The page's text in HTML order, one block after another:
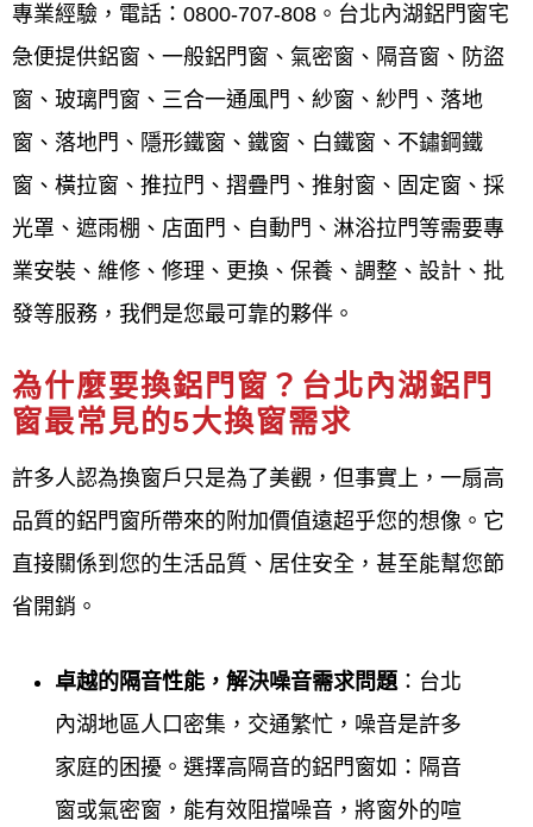
評分高的原因
多年經驗與專業技術：鋁門窗工程宅急便擁
有超過40年的專業經驗，技術能力精準，能
夠精準掌握細節。
品質至上 ： 從材料挑選到施工完成，每個環
節都層層把關，確保產品品質達到最高標
客戶滿意導向： 秉持「追求客戶滿意是我們
最大的責任」的理念，並強調「珍惜客戶的
每一次需求，認真做好每一次工作」，贏得
客戶信任。
工、準時交付，以及完善的售後服務，讓客
戶省時、省心、更安心。
鋁門窗工程宅急便公司簡介 About
專業經驗，電話：0800-707-808。台北內湖鋁門窗宅
急便提供鋁窗、一般鋁門窗、氣密窗、隔音窗、防盜
窗、玻璃門窗、三合一通風門、紗窗、紗門、落地
窗、落地門、隱形鐵窗、鐵窗、白鐵窗、不鏽鋼鐵
窗、橫拉窗、推拉門、摺疊門、推射窗、固定窗、採
光罩、遮雨棚、店面門、自動門、淋浴拉門等需要專
業安裝、維修、修理、更換、保養、調整、設計、批
發等服務，我們是您最可靠的夥伴。
為什麼要換鋁門窗？台北內湖鋁門
窗最常見的5大換窗需求
許多人認為換窗戶只是為了美觀，但事實上，一扇高
品質的鋁門窗所帶來的附加價值遠超乎您的想像。它
直接關係到您的生活品質、居住安全，甚至能幫您節
省開銷。
卓越的隔音性能，解決噪音需求問題 ：台北
內湖地區人口密集，交通繁忙，噪音是許多
家庭的困擾。選擇高隔音的鋁門窗如：隔音
窗或氣密窗，能有效阻擋噪音，將窗外的喧